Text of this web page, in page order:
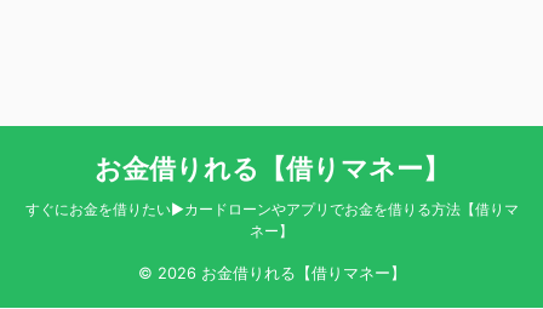
お金借りれる【借りマネー】
すぐにお金を借りたい▶カードローンやアプリでお金を借りる方法【借りマ
ネー】
© 2026 お金借りれる【借りマネー】